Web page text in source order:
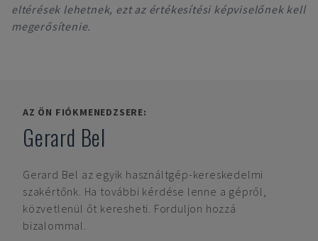
eltérések lehetnek, ezt az értékesítési képviselőnek kell
megerősítenie.
AZ ÖN FIÓKMENEDZSERE:
Gerard Bel
Gerard Bel az egyik használtgép-kereskedelmi
szakértőnk. Ha további kérdése lenne a gépről,
közvetlenül őt keresheti. Forduljon hozzá
bizalommal.